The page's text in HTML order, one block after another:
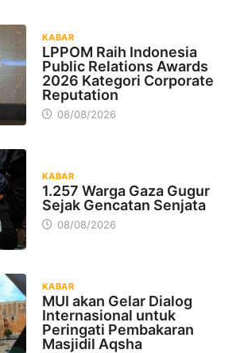
KABAR
LPPOM Raih Indonesia
Public Relations Awards
2026 Kategori Corporate
Reputation
08/08/2026
KABAR
1.257 Warga Gaza Gugur
Sejak Gencatan Senjata
08/08/2026
KABAR
MUI akan Gelar Dialog
Internasional untuk
Peringati Pembakaran
Masjidil Aqsha